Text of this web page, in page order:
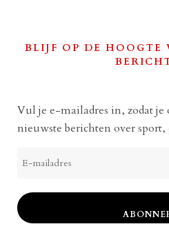
BLIJF OP DE HOOGTE
Vul je e-mailadres in, zodat je
nieuwste berichten over
mailadres